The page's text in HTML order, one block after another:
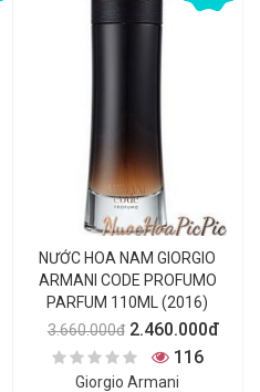
NƯỚC HOA NAM GIORGIO
ARMANI CODE PROFUMO
PARFUM 110ML (2016)
3.660.000đ 2.460.000đ
116
Giorgio Armani